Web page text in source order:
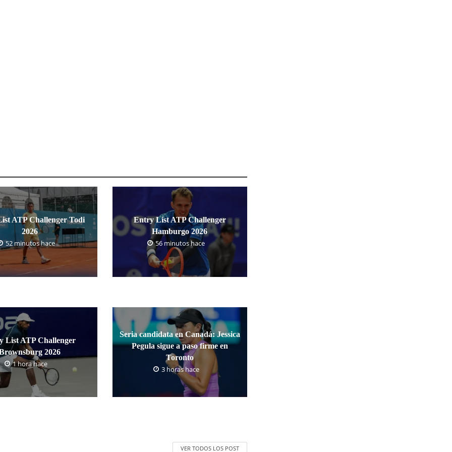
ATP Challenger Todi
2026
52 minutos hace
Entry List ATP Challenger
Hamburgo 2026
56 minutos hace
List ATP Challenger
2026
1 hora hace
Seria candidata en Canadá: Jessica
Pegula sigue a paso firme en
Toronto
3 horas hace
VER TODOS LOS POST